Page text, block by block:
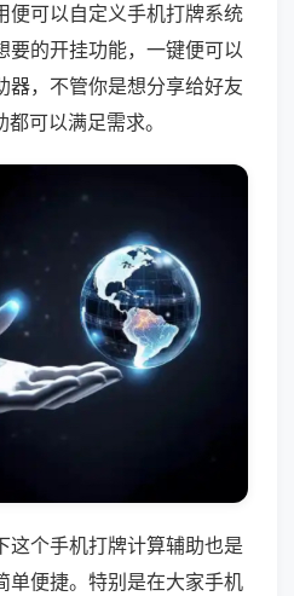
便可以自定义手机打牌系统
要的开挂功能，一键便可以
器，不管你是想分享给好友
可以满足需求。
这个手机打牌计算辅助也是
单便捷。特别是在大家手机